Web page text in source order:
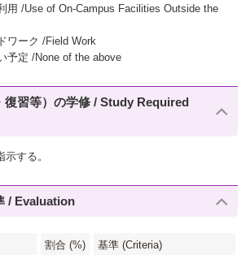
用 /Use of On-Campus Facilities Outside the
ワーク /Field Work
予定 /None of the above
復習等）の学修 / Study Required
する。
/ Evaluation
割合 (%) 基準 (Criteria)